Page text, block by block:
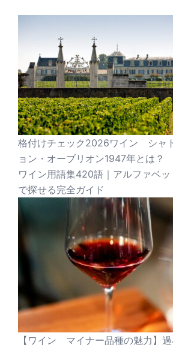
格付けチェック2026ワイン シャ
ョン・オーブリオン1947年とは？
ワイン用語集420語｜アルファベッ
で探せる完全ガイド
【ワイン マイナー品種の魅力】